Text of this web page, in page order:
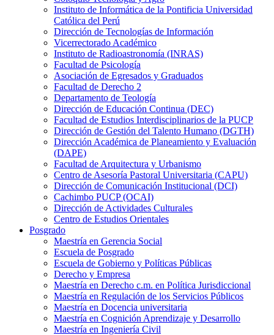
Instituto de Informática de la Pontificia Universidad
Católica del Perú
Dirección de Tecnologías de Información
Vicerrectorado Académico
Instituto de Radioastronomía (INRAS)
Facultad de Psicología
Asociación de Egresados y Graduados
Facultad de Derecho 2
Departamento de Teología
Dirección de Educación Continua (DEC)
Facultad de Estudios Interdisciplinarios de la PUCP
Dirección de Gestión del Talento Humano (DGTH)
Dirección Académica de Planeamiento y Evaluación
(DAPE)
Facultad de Arquitectura y Urbanismo
Centro de Asesoría Pastoral Universitaria (CAPU)
Dirección de Comunicación Institucional (DCI)
Cachimbo PUCP (OCAI)
Dirección de Actividades Culturales
Centro de Estudios Orientales
Posgrado
Maestría en Gerencia Social
Escuela de Posgrado
Escuela de Gobierno y Políticas Públicas
Derecho y Empresa
Maestría en Derecho c.m. en Política Jurisdiccional
Maestría en Regulación de los Servicios Públicos
Maestría en Docencia universitaria
Maestría en Cognición Aprendizaje y Desarrollo
Maestría en Ingeniería Civil